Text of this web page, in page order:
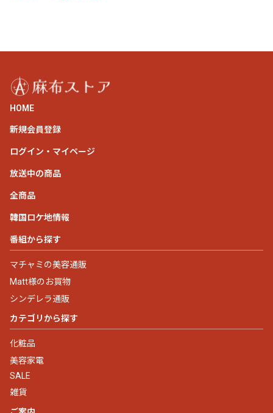
HOME
新規会員登録
ログイン・マイページ
放送中の商品
全商品
韓国ロケ地情報
番組から探す
マチャミの美容通販
Matt様のお買物
シンデレラ通販
カテゴリから探す
化粧品
美容家電
SALE
雑貨